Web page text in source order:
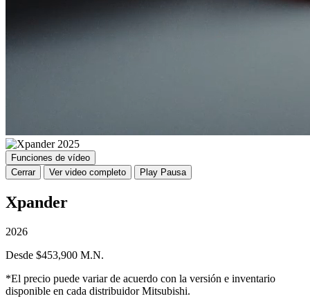
Funciones de vídeo
Cerrar
Ver video completo Play Pausa
Xpander
2026
Desde $453,900 M.N.
*El precio puede variar de acuerdo con la versión e inventario
disponible en cada distribuidor Mitsubishi.